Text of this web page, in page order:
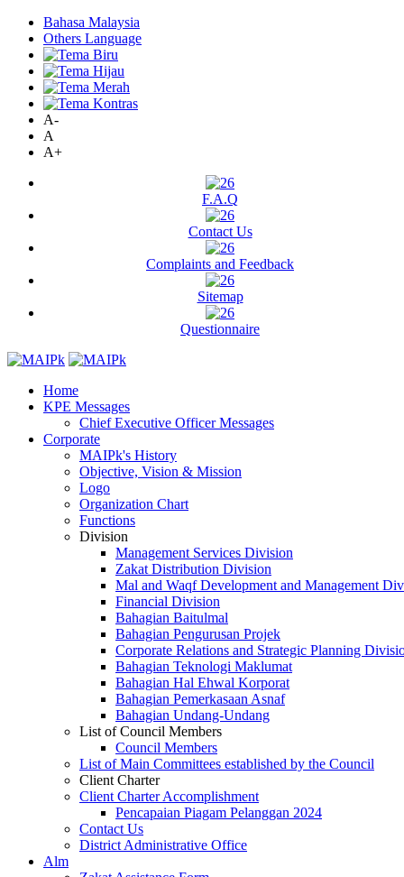
Bahasa Malaysia
Others Language
A-
A
A+
F.A.Q
Contact Us
Complaints and Feedback
Sitemap
Questionnaire
Home
KPE Messages
Chief Executive Officer Messages
Corporate
MAIPk's History
Objective, Vision & Mission
Logo
Organization Chart
Functions
Division
Management Services Division
Zakat Distribution Division
Mal and Waqf Development and Management
Financial Division
Bahagian Baitulmal
Bahagian Pengurusan Projek
Corporate Relations and Strategic Planning
Bahagian Teknologi Maklumat
Bahagian Hal Ehwal Korporat
Bahagian Pemerkasaan Asnaf
Bahagian Undang-Undang
List of Council Members
Council Members
List of Main Committees established by the Council
Client Charter
Client Charter Accomplishment
Pencapaian Piagam Pelanggan 2024
Contact Us
District Administrative Office
Alm